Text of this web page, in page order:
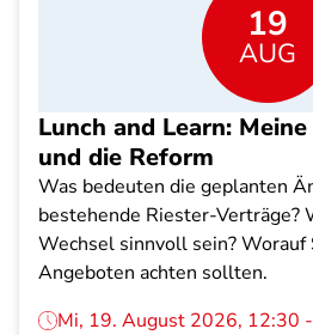
19
AUG
Lunch and Learn:
und die Reform
Was bedeuten die geplanten
bestehende Riester-Verträge?
Wechsel sinnvoll sein? Worauf
Angeboten achten sollten.
Mi, 19. August 2026, 12:30